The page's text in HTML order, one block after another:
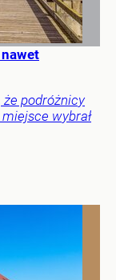
podróżnicy
wybrał